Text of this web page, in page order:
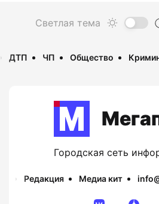
ДТП ЧП Общество
Городская сеть
Редакция Медиа кит